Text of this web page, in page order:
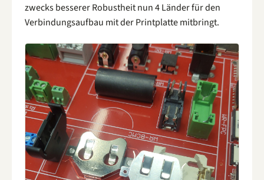
zwecks besserer Robustheit nun 4 Länder für den
Verbindungsaufbau mit der Printplatte mitbringt.